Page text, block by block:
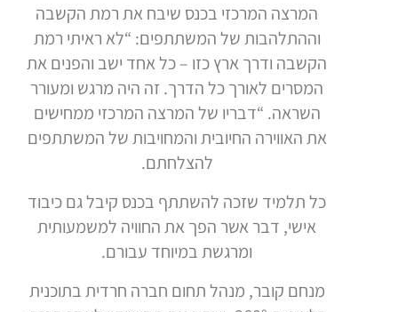
המרצה המרכזי בכנס שיבח את רמת הקשבה
וההתלהבות של המשתתפים: “לא ראיתי רמת
הקשבה ודרך ארץ כזו – כל אחד ישב והפנים את
המסרים לאורך כל הדרך. זה היה מרגש ומעורר
השראה. “דבריו של המרצה המרכזי ממחישים
את האווירה החיובית והמחויבות של המשתתפים
להצלחתם.
כל תלמיד שזכה להשתתף בכנס קיבל גם כיבוד
אישי, דבר אשר הפך את החוויה למשמעותית
ומרגשת במיוחד עבורם.
מנחם קובר, מנהל תחום חברה חרדית בתוכנית